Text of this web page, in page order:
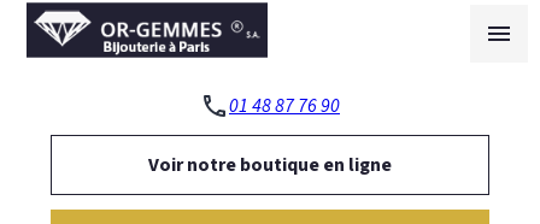
menu
phone01 48 87 76 90
Voir notre boutique en ligne
Panneau de gestion des cookies